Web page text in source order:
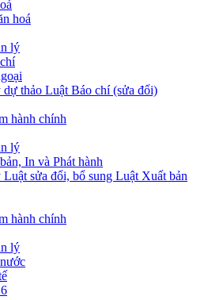
hoá
lý
thảo Luật Báo chí (sửa đổi)
hành chính
lý
In và Phát hành
sửa đổi, bổ sung Luật Xuất bản
hành chính
lý